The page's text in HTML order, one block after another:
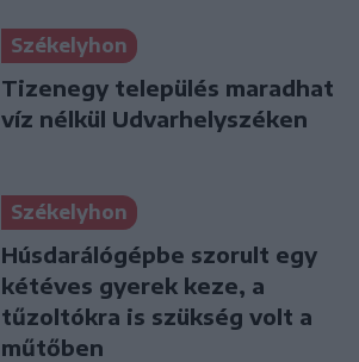
Székelyhon
Tizenegy település maradhat
víz nélkül Udvarhelyszéken
Székelyhon
Húsdarálógépbe szorult egy
kétéves gyerek keze, a
tűzoltókra is szükség volt a
műtőben